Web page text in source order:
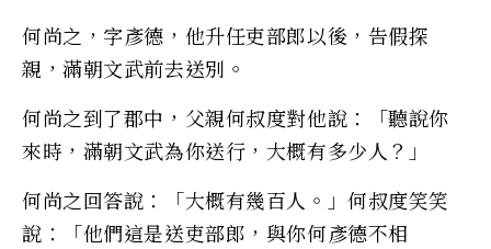
何尚之，字彥德，他升任吏部郎以後，告假探
親，滿朝文武前去送別。
何尚之到了郡中，父親何叔度對他說：「聽說你
來時，滿朝文武為你送行，大概有多少人？」
何尚之回答說：「大概有幾百人。」何叔度笑笑
說：「他們這是送吏部郎，與你何彥德不相